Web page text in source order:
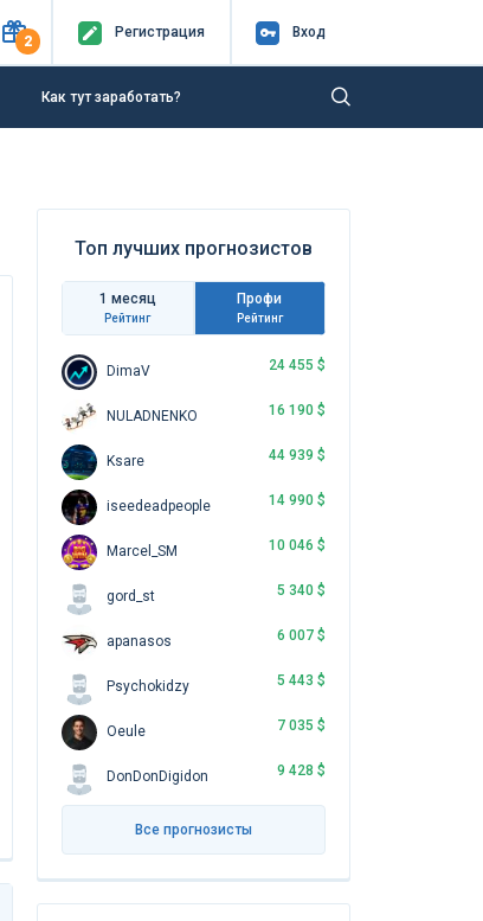
2
Регистрация Вход
Как тут заработать?
Топ лучших прогнозистов
1 месяц
Рейтинг
Профи
Рейтинг
DimaV 24 455 $
NULADNENKO 16 190 $
Ksare 44 939 $
iseedeadpeople 14 990 $
Marcel_SM 10 046 $
gord_st 5 340 $
apanasos 6 007 $
Psychokidzy 5 443 $
Oeule 7 035 $
DonDonDigidon 9 428 $
Все прогнозисты